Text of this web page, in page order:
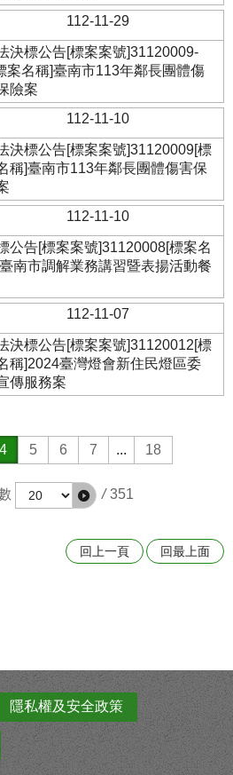
112-11-29
決標公告[標案案號]31120009-
案名稱]臺南市113年鄰長團體傷
險案
112-11-10
決標公告[標案案號]31120009[標
稱]臺南市113年鄰長團體傷害保
112-11-10
公告[標案案號]31120008[標案名
南市調解業務講習暨表揚活動餐
112-11-07
決標公告[標案案號]31120012[標
稱]2024臺灣燈會新住民燈區委
傳服務案
4 5 6 7 ... 18
/ 351
回上一頁 回最上面
隱私權及安全政策